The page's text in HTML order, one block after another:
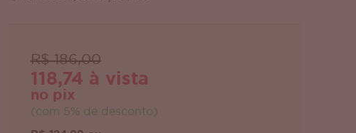
R$ 186,00
118,74 à vista
no pix
(com 5% de desconto)